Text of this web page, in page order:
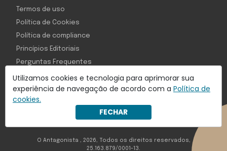
Utilizamos cookies e tecnologia para aprimorar sua
experiência de navegação de acordo com a Política de
cookies.
FECHAR
Com inteligência e tecnologia:
Object1ve - Marketing Solution
Termos de uso
Política de Cookies
Política de compliance
Princípios Editoriais
Perguntas Frequentes
O Antagonista , 2026, Todos os direitos reservados,
25.163.879/0001-13.